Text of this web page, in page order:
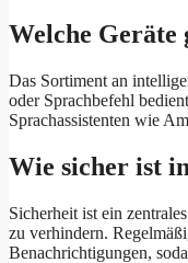
Welche Geräte
Das Sortiment an
oder Sprachbefehl
Sprachassistenten wie
Wie sicher ist
Sicherheit ist ein
zu verhindern.
Benachrichtigungen,